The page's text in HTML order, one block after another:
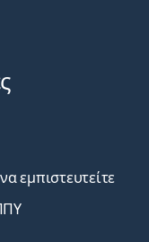
εμπιστευτείτε